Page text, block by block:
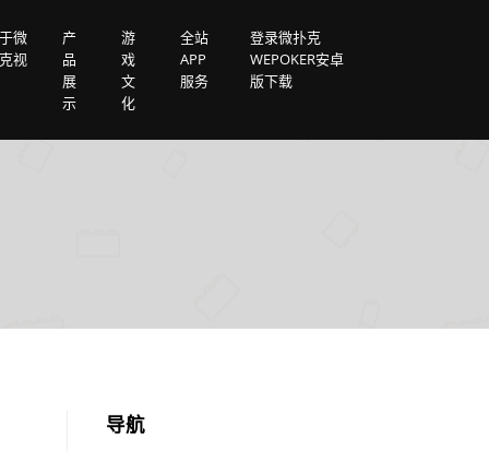
微
视
产
品
展
示
游
戏
文
化
全站
APP
服务
登录微扑克
WEPOKER安卓
版下载
导航